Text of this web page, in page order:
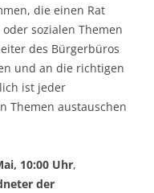
die einen Rat
sozialen Themen
des Bürgerbüros
und an die richtigen
ist jeder
Themen austauschen
10:00 Uhr,
der